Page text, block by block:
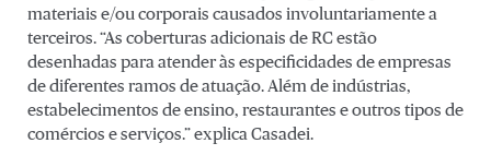
materiais e/ou corporais causados involuntariamente a
terceiros. “As coberturas adicionais de RC estão
desenhadas para atender às especificidades de empresas
de diferentes ramos de atuação. Além de indústrias,
estabelecimentos de ensino, restaurantes e outros tipos de
comércios e serviços.” explica Casadei.